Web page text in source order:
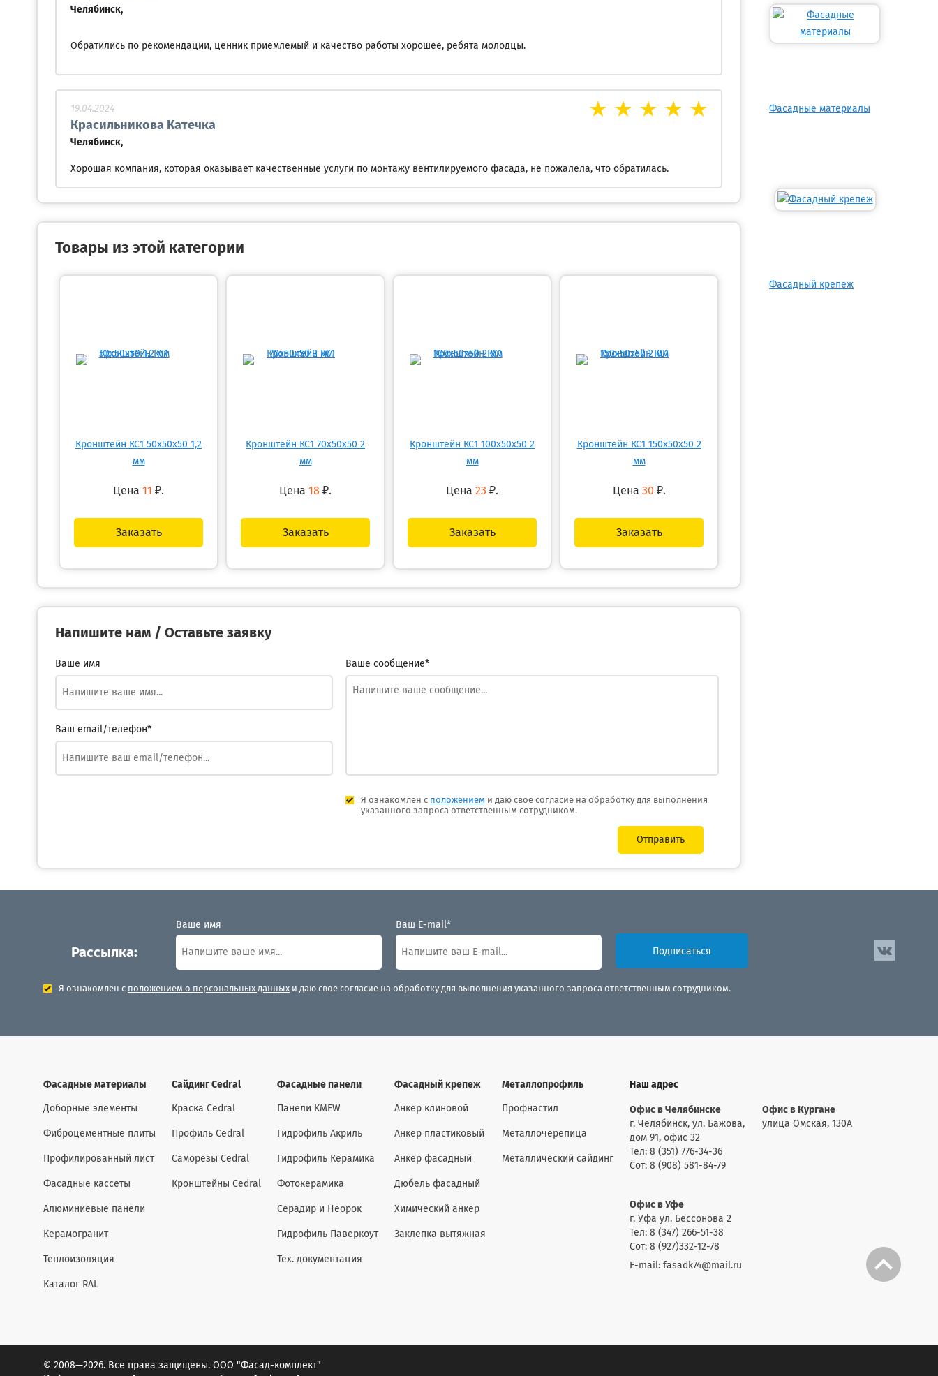
Челябинск,
Обратились по рекомендации, ценник приемлемый и качество работы хорошее, ребята молодцы.
19.04.2024
Красильникова Катечка
Челябинск,
Хорошая компания, которая оказывает качественные услуги по монтажу вентилируемого фасада, не пожалела, что обратилась.
Товары из этой категории
Кронштейн КС1 50х50х50 1,2
мм
Цена 11 ₽.
Заказать
Кронштейн КС1 70х50х50 2
мм
Цена 18 ₽.
Заказать
Кронштейн КС1 100х50х50 2
мм
Цена 23 ₽.
Заказать
Кронштейн КС1 150х50х50 2
мм
Цена 30 ₽.
Заказать
Напишите нам / Оставьте заявку
Ваше имя
Ваш email/телефон*
Ваше сообщение*
Я ознакомлен с положением и даю свое согласие на обработку для выполнения
указанного запроса ответственным сотрудником.
Отправить
Фасадные материалы
Фасадный крепеж
Рассылка:
Ваше имя Ваш E-mail*
Подписаться
Я ознакомлен с положением о персональных данных и даю свое согласие на обработку для выполнения указанного запроса ответственным сотрудником.
Фасадные материалы
Доборные элементы
Фиброцементные плиты
Профилированный лист
Фасадные кассеты
Алюминиевые панели
Керамогранит
Теплоизоляция
Каталог RAL
Сайдинг Cedral
Краска Cedral
Профиль Cedral
Саморезы Cedral
Кронштейны Cedral
Фасадные панели
Панели KMEW
Гидрофиль Акриль
Гидрофиль Керамика
Фотокерамика
Серадир и Неорок
Гидрофиль Паверкоут
Тех. документация
Фасадный крепеж
Анкер клиновой
Анкер пластиковый
Анкер фасадный
Дюбель фасадный
Химический анкер
Заклепка вытяжная
Металлопрофиль
Профнастил
Металлочерепица
Металлический сайдинг
Наш адрес
Офис в Челябинске
г. Челябинск, ул. Бажова,
дом 91, офис 32
Тел: 8 (351) 776-34-36
Сот: 8 (908) 581-84-79
Офис в Кургане
улица Омская, 130А
Офис в Уфе
г. Уфа ул. Бессонова 2
Тел: 8 (347) 266-51-38
Сот: 8 (927)332-12-78
E-mail: fasadk74@mail.ru
© 2008—2026. Все права защищены. ООО "Фасад-комплект"